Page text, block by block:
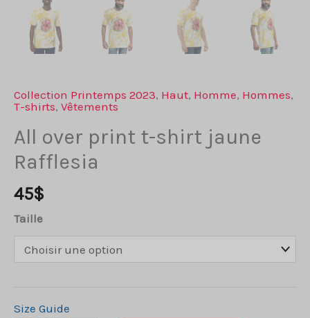
Collection Printemps 2023, Haut, Homme, Hommes,
T-shirts, Vêtements
All over print t-shirt jaune
Rafflesia
45$
Taille
Size Guide